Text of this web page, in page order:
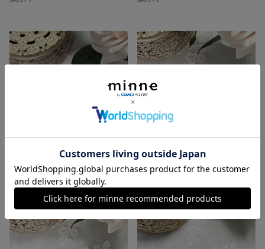
グログランリボンのブローチ H
展示中
グログランリボンのバレッタ G
展示中